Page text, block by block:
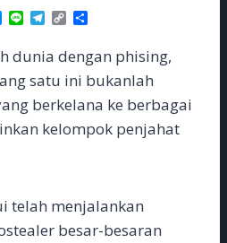
M
s
s
e
n
g
r
L
e
T
e
g
r
a
m
C
y
L
i
n
r
e
dunia dengan phising,
satu ini bukanlah
berkelana ke berbagai
kelompok penjahat
telah menjalankan
besar-besaran